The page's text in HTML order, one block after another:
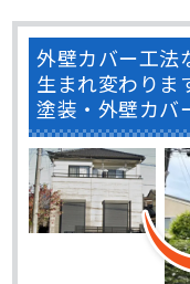
外壁カバー工法
生まれ変わりま
塗装・外壁カバ